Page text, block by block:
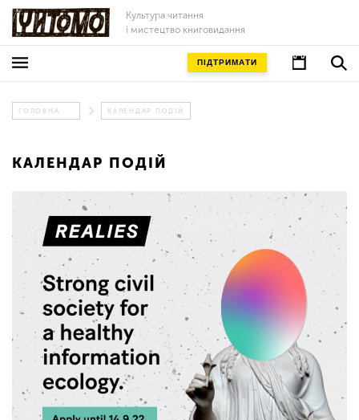
Культура читання
і мистецтво книговидання
ПІДТРИМАТИ
ГОЛОВНА КАЛЕНДАР ПОДІЙ
КАЛЕНДАР ПОДІЙ